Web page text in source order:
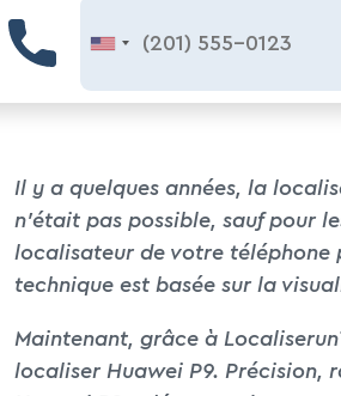
Il y a quelques années, la
n’était pas possible, sauf pour
localisateur de votre téléphone
technique est basée sur la
Maintenant, grâce à
localiser Huawei P9. Précision,